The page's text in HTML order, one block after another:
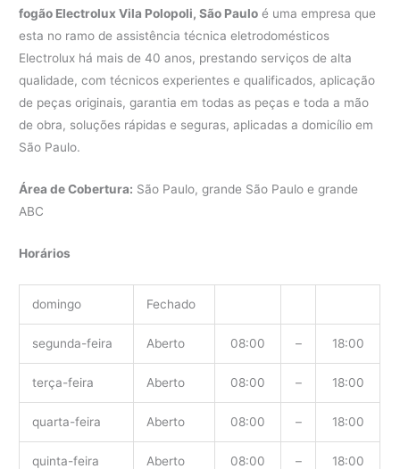
fogão Electrolux Vila Polopoli, São Paulo é uma empresa que
esta no ramo de assistência técnica eletrodomésticos
Electrolux há mais de 40 anos, prestando serviços de alta
qualidade, com técnicos experientes e qualificados, aplicação
de peças originais, garantia em todas as peças e toda a mão
de obra, soluções rápidas e seguras, aplicadas a domicílio em
São Paulo.
Área de Cobertura: São Paulo, grande São Paulo e grande
ABC
Horários
domingo Fechado
segunda-feira Aberto 08:00 – 18:00
terça-feira Aberto 08:00 – 18:00
quarta-feira Aberto 08:00 – 18:00
quinta-feira Aberto 08:00 – 18:00